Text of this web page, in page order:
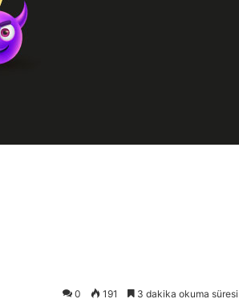
0 191 3 dakika okuma süresi